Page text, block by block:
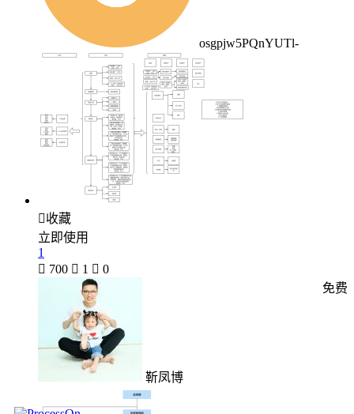
osgpjw5PQnYUTl-
收藏
立即使用
1
 700  1  0
靳凤博
免费